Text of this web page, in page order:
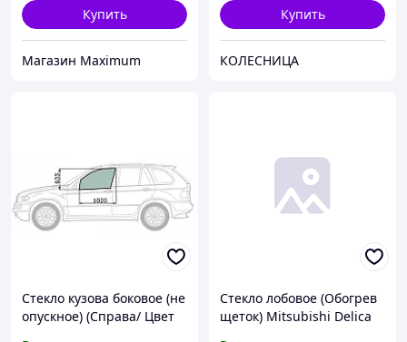
Купить
Mагазин Maximum
Купить
КОЛЕСНИЦА
Стекло кузова боковое (не
опускное) (Справа/ Цвет
Стекло лобовое (Обогрев
щеток) Mitsubishi Delica